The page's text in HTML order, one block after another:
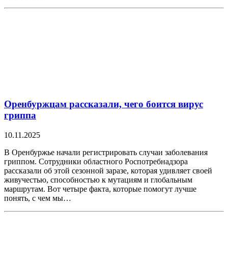
Оренбуржцам рассказали, чего боится вирус
гриппа
10.11.2025
В Оренбуржье начали регистрировать случаи заболевания
гриппом. Сотрудники областного Роспотребнадзора
рассказали об этой сезонной заразе, которая удивляет своей
живучестью, способностью к мутациям и глобальным
маршрутам. Вот четыре факта, которые помогут лучше
понять, с чем мы…